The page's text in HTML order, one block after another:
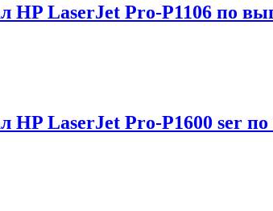
LaserJet Pro-P1106 по
LaserJet Pro-P1600 ser